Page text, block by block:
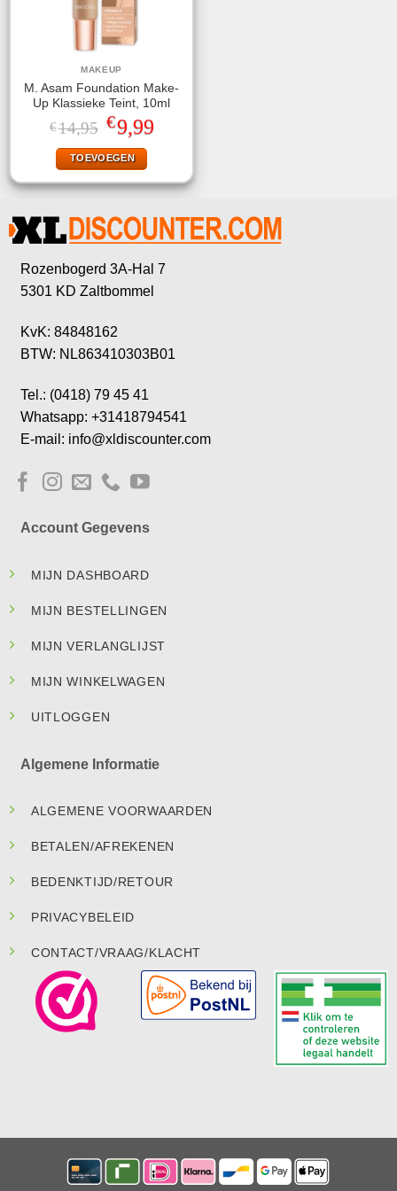
MAKEUP
M. Asam Foundation Make-
Up Klassieke Teint, 10ml
€14,95 Oorspronkelijke
prijs
was:
€14,95.
€9,99Huidige
prijs
TOEVOEGEN
Rozenbogerd 3A-Hal 7
5301 KD Zaltbommel
KvK: 84848162
BTW: NL863410303B01
Tel.: (0418) 79 45 41
Whatsapp: +31418794541
E-mail: info@xldiscounter.com
Account Gegevens
MIJN DASHBOARD
MIJN BESTELLINGEN
MIJN VERLANGLIJST
MIJN WINKELWAGEN
UITLOGGEN
Algemene Informatie
ALGEMENE VOORWAARDEN
BETALEN/AFREKENEN
BEDENKTIJD/RETOUR
PRIVACYBELEID
CONTACT/VRAAG/KLACHT